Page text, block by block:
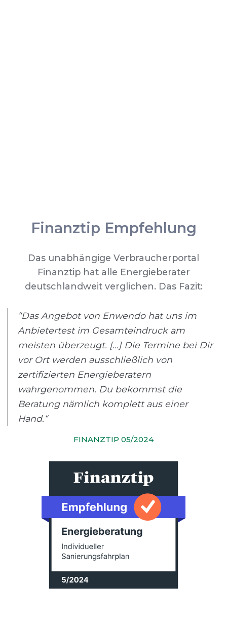
Finanztip Empfehlung
Das unabhängige Verbraucherportal
Finanztip hat alle Energieberater
deutschlandweit verglichen. Das Fazit:
“Das Angebot von Enwendo hat uns im
Anbietertest im Gesamteindruck am
meisten überzeugt. [...] Die Termine bei Dir
vor Ort werden ausschließlich von
zertifizierten Energieberatern
wahrgenommen. Du bekommst die
Beratung nämlich komplett aus einer
Hand.“
FINANZTIP 05/2024